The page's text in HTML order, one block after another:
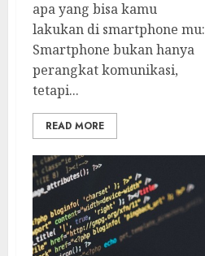
apa yang bisa kamu
lakukan di smartphone mu:
Smartphone bukan hanya
perangkat komunikasi,
tetapi...
READ MORE